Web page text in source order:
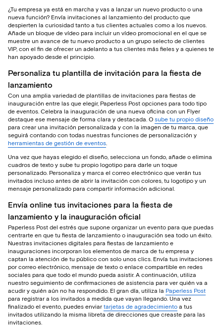
¿Tu empresa ya está en marcha y vas a lanzar un nuevo producto o una
nueva función? Envía invitaciones al lanzamiento del producto que
despierten la curiosidad tanto a tus clientes actuales como a los nuevos.
Añade un bloque de vídeo para incluir un vídeo promocional en el que se
muestre un avance de tu nuevo producto a un grupo selecto de clientes
VIP, con el fin de ofrecer un adelanto a tus clientes más fieles y a quienes te
han apoyado desde el principio.
Personaliza tu plantilla de invitación para la fiesta de
lanzamiento
Con una amplia variedad de plantillas de invitaciones para fiestas de
inauguración entre las que elegir, Paperless Post opciones para todo tipo
de eventos. Celebra la inauguración de una nueva oficina con un Flyer
destaque ese mensaje de forma clara y destacada. O sube tu propio diseño
para crear una invitación personalizada y con la imagen de tu marca, que
seguirá contando con todas nuestras funciones de personalización y
herramientas de gestión de eventos.
Una vez que hayas elegido el diseño, selecciona un fondo, añade o elimina
cuadros de texto y sube tu propio logotipo para darle un toque
personalizado. Personaliza y marca el correo electrónico que verán tus
invitados incluso antes de abrir la invitación con colores, tu logotipo y un
mensaje personalizado para compartir información adicional.
Envía online tus invitaciones para la fiesta de
lanzamiento y la inauguración oficial
Paperless Post del estrés que supone organizar un evento para que puedas
centrarte en que tu fiesta de lanzamiento o inauguración sea todo un éxito.
Nuestras invitaciones digitales para fiestas de lanzamiento e
inauguraciones incorporan los elementos de marca de tu empresa y
captan la atención de tu público con solo unos clics. Envía tus invitaciones
por correo electrónico, mensaje de texto o enlace compartible en redes
sociales para que todo el mundo pueda asistir. A continuación, utiliza
nuestro seguimiento de confirmaciones de asistencia para ver quién va a
acudir y quién aún no ha respondido. El gran día, utiliza la Paperless Post
para registrar a los invitados a medida que vayan llegando. Una vez
finalizado el evento, puedes enviar tarjetas de agradecimiento a tus
invitados utilizando la misma libreta de direcciones que creaste para las
invitaciones.